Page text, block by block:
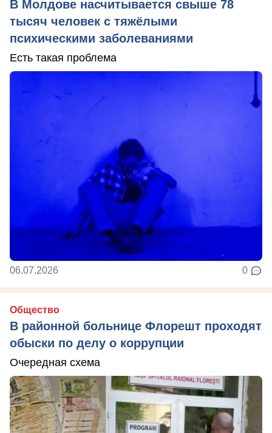
В Молдове насчитывается свыше 78
тысяч человек с тяжёлыми
психическими заболеваниями
Есть такая проблема
06.07.2026 0
Общество
В районной больнице Флорешт проходят
обыски по делу о коррупции
Очередная схема